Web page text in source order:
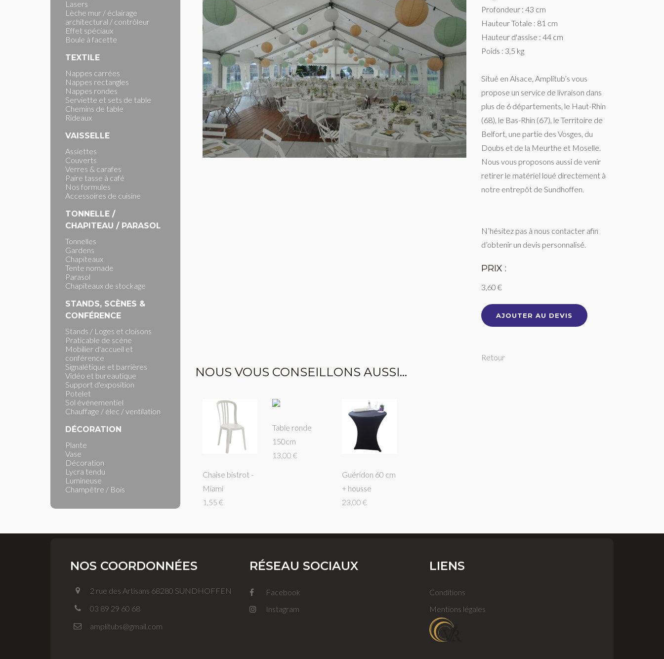
Lasers
Lèche mur / éclairage
architectural / contrôleur
Effet spéciaux
Boule à facette
TEXTILE
Nappes carrées
Nappes rectangles
Nappes rondes
Serviette et sets de table
Chemins de table
Rideaux
VAISSELLE
Assiettes
Couverts
Verres & carafes
Paire tasse à café
Nos formules
Accessoires de cuisine
TONNELLE /
CHAPITEAU / PARASOL
Tonnelles
Gardens
Chapiteaux
Tente nomade
Parasol
Chapiteaux de stockage
STANDS, SCÈNES &
CONFÉRENCE
Stands / Loges et cloisons
Praticable de scène
Mobilier d'accueil et
conférence
Signalétique et barrières
Vidéo et bureautique
Support d'exposition
Potelet
Sol événementiel
Chauffage / élec / ventilation
DÉCORATION
Plante
Vase
Décoration
Lycra tendu
Lumineuse
Champêtre / Bois
Profondeur : 43 cm
Hauteur Totale : 81 cm
Hauteur d'assise : 44 cm
Poids : 3,5 kg
Situé en Alsace, Amplitub’s vous
propose un service de livraison dans
plus de 6 départements, le Haut-Rhin
(68), le Bas-Rhin (67), le Territoire de
Belfort, une partie des Vosges, du
Doubs et de la Meurthe et Moselle.
Nous vous proposons aussi de venir
retirer le matériel loué directement à
notre entrepôt de Sundhoffen.
N’hésitez pas à nous contacter afin
d’obtenir un devis personnalisé.
PRIX :
3,60 €
AJOUTER AU DEVIS
Retour
NOUS VOUS CONSEILLONS AUSSI...
Chaise bistrot -
Miami
1,55 €
Table ronde
150cm
13,00 €
Guéridon 60 cm
+ housse
23,00 €
NOS COORDONNÉES
2 rue des Artisans 68280 SUNDHOFFEN
03 89 29 60 68
amplitubs@gmail.com
RÉSEAU SOCIAUX
Facebook
Instagram
LIENS
Conditions
Mentions légales